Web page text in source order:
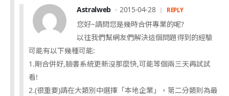
Astralweb 2015-04-28 REPLY
您好~請問您是幾時合併專業的呢?
以往我們幫網友們解決這個問題得到的經驗
可能有以下幾種可能:
1.剛合併好,臉書系統更新沒那麼快,可能等個兩三天再試試
看!
2.(很重要)請在大類別中選擇「本地企業」，第二分類則為最